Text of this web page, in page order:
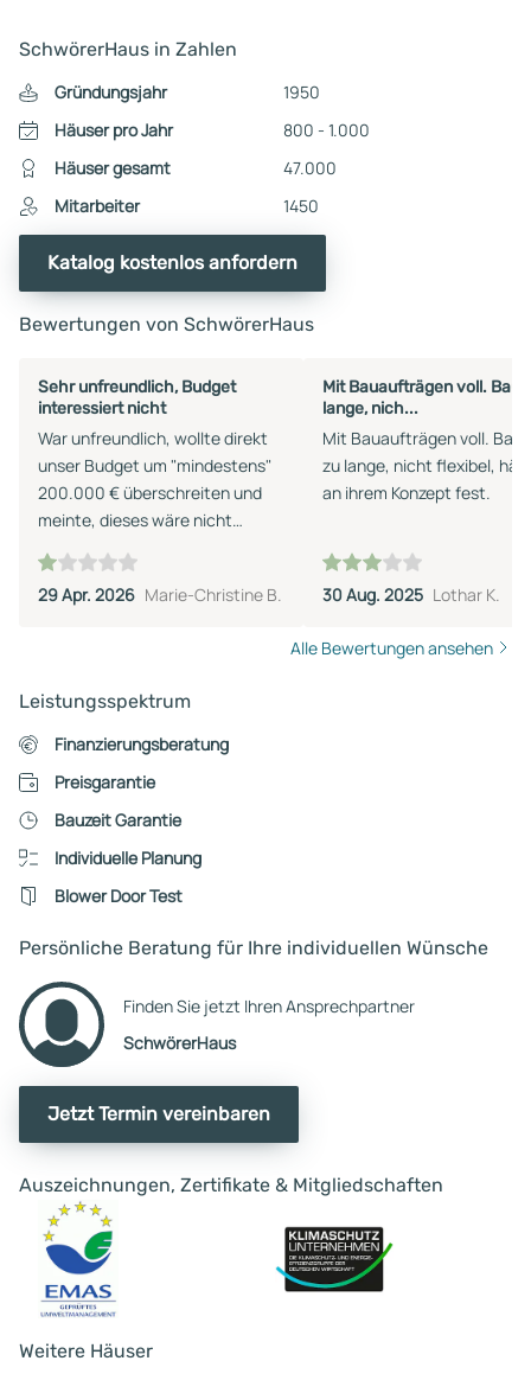
SchwörerHaus in Zahlen
Gründungsjahr
1950
Häuser pro Jahr
800 - 1.000
Häuser gesamt
47.000
Mitarbeiter
1450
Katalog kostenlos anfordern
Bewertungen von SchwörerHaus
Sehr unfreundlich, Budget
interessiert nicht
War unfreundlich, wollte direkt
unser Budget um "mindestens"
200.000 € überschreiten und
meinte, dieses wäre nicht
Firmen halten unser gesetztes
Budget weitestgehend ein.
29 Apr. 2026 Marie-Christine B.
Mit Bauaufträgen voll.
lange, nich...
Mit Bauaufträgen voll.
zu lange, nicht flexibel,
an ihrem Konzept fest.
30 Aug. 2025 Lothar K.
Alle Bewertungen ansehen
Leistungsspektrum
Finanzierungsberatung
Preisgarantie
Bauzeit Garantie
Individuelle Planung
Blower Door Test
Persönliche Beratung für Ihre individuellen Wünsche
Finden Sie jetzt Ihren Ansprechpartner
SchwörerHaus
Jetzt Termin vereinbaren
Auszeichnungen, Zertifikate & Mitgliedschaften
Weitere Häuser